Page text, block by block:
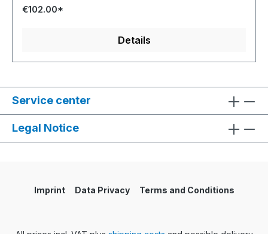
erleichtern, enthält das Merkblatt neben
Checkliste, aus der die wesentlichen Inhalte
€102.00*
Details
Service center
Legal Notice
Imprint Data Privacy Terms and Conditions